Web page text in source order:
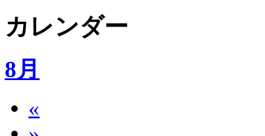
カレンダー
8月
«